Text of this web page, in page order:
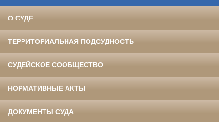
О СУДЕ
ТЕРРИТОРИАЛЬНАЯ ПОДСУДНОСТЬ
СУДЕЙСКОЕ СООБЩЕСТВО
НОРМАТИВНЫЕ АКТЫ
ДОКУМЕНТЫ СУДА